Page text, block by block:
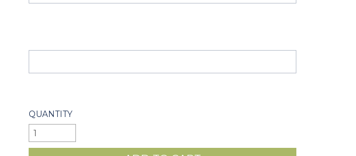
QUANTITY